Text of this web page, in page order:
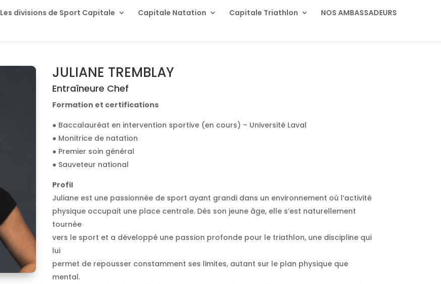
Les divisions de Sport Capitale Capitale Natation Capitale Triathlon
NOS AMBASSADEURS
JULIANE TREMBLAY
Entraîneure Chef
Formation et certifications
● Baccalauréat en intervention sportive (en cours) – Université Laval
● Monitrice de natation
● Premier soin général
● Sauveteur national
Profil
Juliane est une passionnée de sport ayant grandi dans un environnement où l’activité
physique occupait une place centrale. Dès son jeune âge, elle s’est naturellement
tournée
vers le sport et a développé une passion profonde pour le triathlon, une discipline qui
lui
permet de repousser constamment ses limites, autant sur le plan physique que
mental.